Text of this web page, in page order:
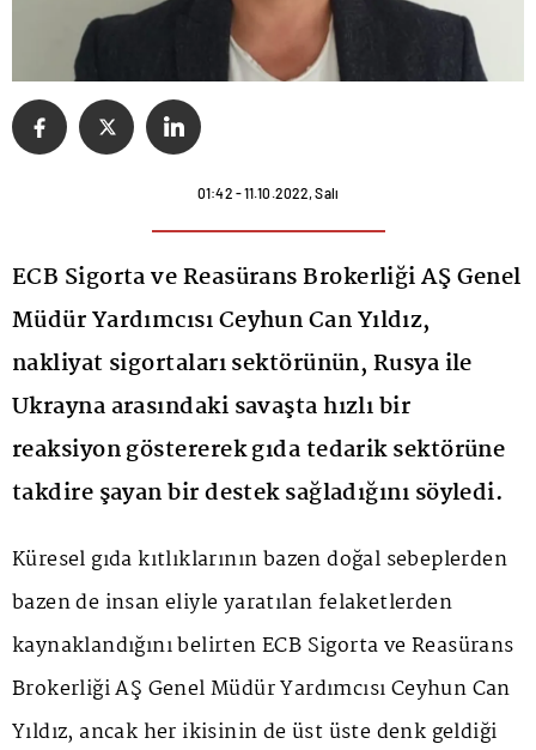
01:42 - 11.10.2022, Salı
ECB Sigorta ve Reasürans Brokerliği AŞ Genel
Müdür Yardımcısı Ceyhun Can Yıldız,
nakliyat sigortaları sektörünün, Rusya ile
Ukrayna arasındaki savaşta hızlı bir
reaksiyon göstererek gıda tedarik sektörüne
takdire şayan bir destek sağladığını söyledi.
Küresel gıda kıtlıklarının bazen doğal sebeplerden
bazen de insan eliyle yaratılan felaketlerden
kaynaklandığını belirten ECB Sigorta ve Reasürans
Brokerliği AŞ Genel Müdür Yardımcısı Ceyhun Can
Yıldız, ancak her ikisinin de üst üste denk geldiği